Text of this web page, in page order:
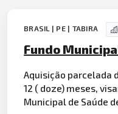
BRASIL | PE | TABIRA
Fundo
Aquisição parcelada
12 ( doze) meses,
Municipal de Saúde